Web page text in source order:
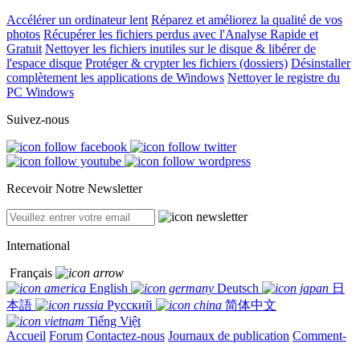
Accélérer un ordinateur lent Réparez et améliorez la qualité de vos
photos Récupérer les fichiers perdus avec l'Analyse Rapide et
Gratuit Nettoyer les fichiers inutiles sur le disque & libérer de
l'espace disque Protéger & crypter les fichiers (dossiers) Désinstaller
complètement les applications de Windows Nettoyer le registre du
PC Windows
Suivez-nous
Recevoir Notre Newsletter
International
Français
English
Deutsch
日
本語
Русский
简体中文
Tiếng Việt
Accueil Forum Contactez-nous Journaux de publication Comment-